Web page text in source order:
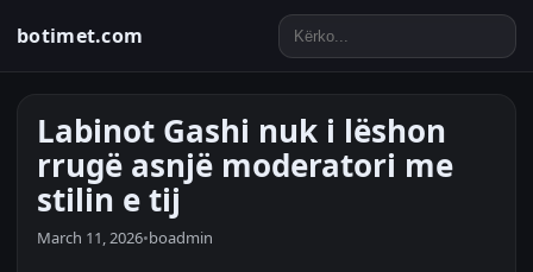
botimet.com
Labinot Gashi nuk i lëshon
rrugë asnjë moderatori me
stilin e tij
March 11, 2026•boadmin